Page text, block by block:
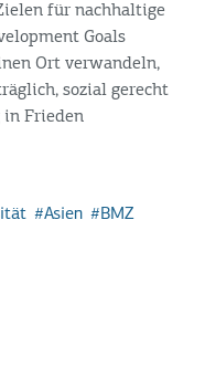
für nachhaltige
Goals
Ort verwandeln,
sozial gerecht
Frieden
Asien
BMZ